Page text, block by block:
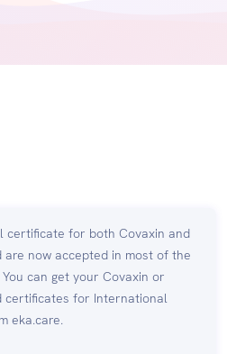
certificate for both Covaxin and
are now accepted in most of the
can get your Covaxin or
certificates for International
eka.care.